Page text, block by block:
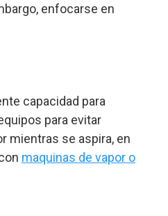
enfocarse en
capacidad para
para evitar
mientras se aspira, en
maquinas de vapor o